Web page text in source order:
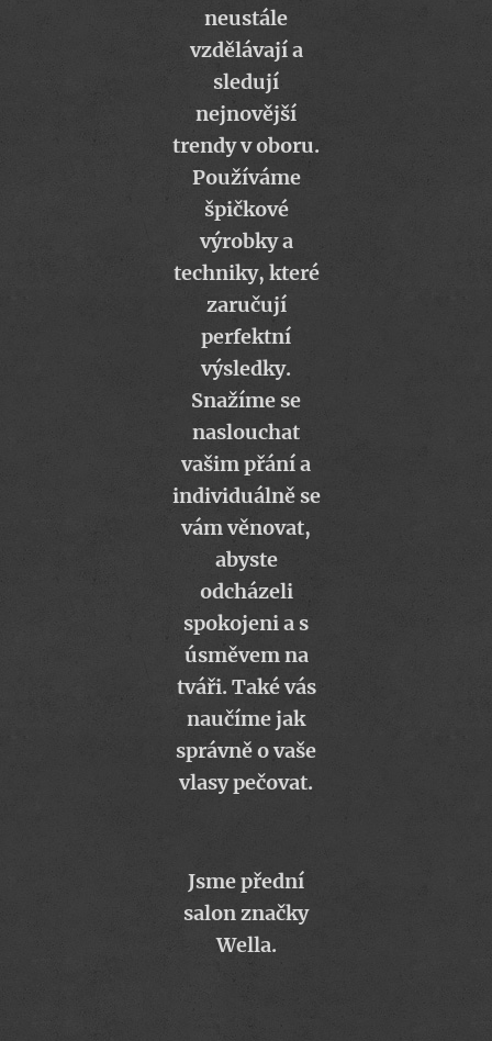
neustále
vzdělávají a
sledují
nejnovější
trendy v oboru.
Používáme
špičkové
výrobky a
techniky, které
zaručují
perfektní
výsledky.
Snažíme se
naslouchat
vašim přání a
individuálně se
vám věnovat,
abyste
odcházeli
spokojeni a s
úsměvem na
tváři. Také vás
naučíme jak
správně o vaše
vlasy pečovat.
Jsme přední
salon značky
Wella.